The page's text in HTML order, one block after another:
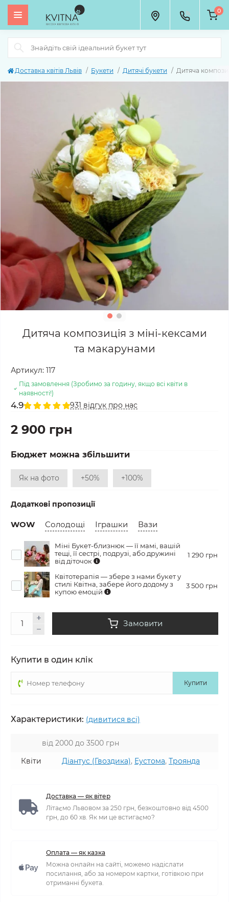
0
Доставка квітів Львів Букети Дитячі букети Дитяча
Дитяча композиція з міні-кексами
та макарунами
Артикул: 117
Під замовлення (Зробимо за годину, якщо всі квіти в
наявності!)
4.9 931 відгук про нас
2 900 грн
Бюджет можна збільшити
Як на фото +50% +100%
Додаткові пропозиції
WOW Солодощі Іграшки Вази
Міні Букет-близнюк — її мамі, вашій
тещі, її сестрі, подрузі, або дружині
від діточок
1 290 грн
Квітотерапія — збере з нами букет у
стилі Квітна, забере його додому з
купою емоцій
3 500 грн
Замовити
Купити в один клік
Купити
Характеристики: (дивитися всі)
від 2000 до 3500 грн
Квіти
Діантус (Гвоздика), Еустома, Троянда
Доставка — як вітер
Літаємо Львовом за 250 грн, безкоштовно від 4500
грн, до 60 хв. Як ми це встигаємо?
Оплата — як казка
Можна онлайн на сайті, можемо надіслати
посилання, або за номером картки, готівкою при
отриманні букета.